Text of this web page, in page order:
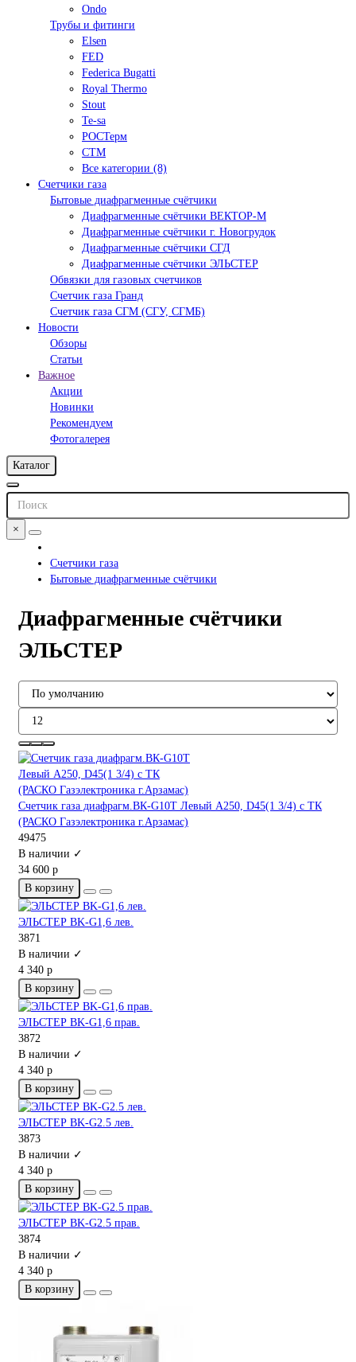
Ondo
Трубы и фитинги
Elsen
FED
Federica Bugatti
Royal Thermo
Stout
Te-sa
РОСТерм
СТМ
Все категории (8)
Счетчики газа
Бытовые диафрагменные счётчики
Диафрагменные счётчики ВЕКТОР-М
Диафрагменные счётчики г. Новогрудок
Диафрагменные счётчики СГД
Диафрагменные счётчики ЭЛЬСТЕР
Обвязки для газовых счетчиков
Счетчик газа Гранд
Счетчик газа СГМ (СГУ, СГМБ)
Новости
Обзоры
Статьи
Важное
Акции
Новинки
Рекомендуем
Фотогалерея
Каталог
×
Счетчики газа
Бытовые диафрагменные счётчики
Диафрагменные счётчики
ЭЛЬСТЕР
Счетчик газа диафрагм.ВК-G10Т Левый А250, D45(1 3/4) с ТК
(РАСКО Газэлектроника г.Арзамас)
49475
В наличии ✓
34 600 р
В корзину
ЭЛЬСТЕР BK-G1,6 лев.
3871
В наличии ✓
4 340 р
В корзину
ЭЛЬСТЕР BK-G1,6 прав.
3872
В наличии ✓
4 340 р
В корзину
ЭЛЬСТЕР BK-G2.5 лев.
3873
В наличии ✓
4 340 р
В корзину
ЭЛЬСТЕР BK-G2.5 прав.
3874
В наличии ✓
4 340 р
В корзину